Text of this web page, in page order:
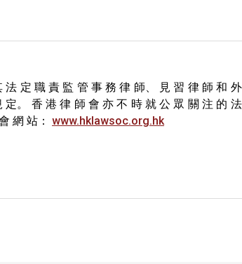
定 職 責 監 管 事 務 律 師、 見 習 律 師 和
。 香 港 律 師 會 亦 不 時 就 公 眾 關 注 的
網 站： www.hklawsoc.org.hk